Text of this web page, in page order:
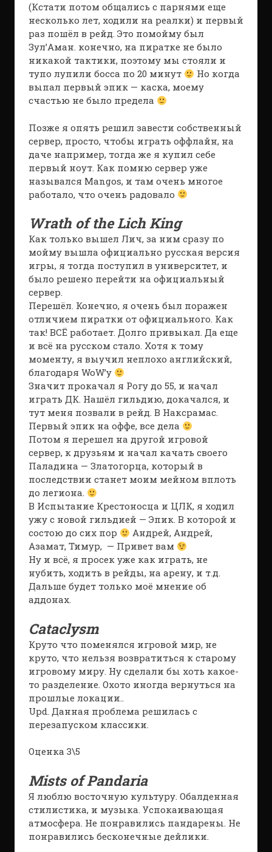
(Кстати потом общались с парнями еще
несколько лет, ходили на реалки) и первый
раз пошёл в рейд. Это помойму был
Зул’Аман. конечно, на пиратке не было
никакой тактики, поэтому мы стояли и
тупо лупили босса по 20 минут
Но когда
выпал первый эпик — каска, моему
счастью не было предела
Позже я опять решил завести собственный
сервер, просто, чтобы играть оффлайн, на
даче например, тогда же я купил себе
первый ноут. Как помню сервер уже
назывался Mangos, и там очень многое
работало, что очень радовало
Wrath of the Lich King
Как только вышел Лич, за ним сразу по
мойму вышла официально русская версия
игры, я тогда поступил в университет, и
было решено перейти на официальный
сервер.
Перешёл. Конечно, я очень был поражен
отличием пиратки от официального. Как
так! ВСЁ работает. Долго привыкал. Да еще
и всё на русском стало. Хотя к тому
моменту, я выучил неплохо английский,
благодаря WoW’у
Значит прокачал я Рогу до 55, и начал
играть ДК. Нашёл гильдию, докачался, и
тут меня позвали в рейд. В Наксрамас.
Первый эпик на оффе, все дела
Потом я перешел на другой игровой
сервер, к друзьям и начал качать своего
Паладина — Златогорца, который в
последствии станет моим мейном вплоть
до легиона.
В Испытание Крестоносца и ЦЛК, я ходил
ужу с новой гильдией — Эпик. В которой и
состою до сих пор
Андрей, Андрей,
Азамат, Тимур, — Привет вам
Ну и всё, я просек уже как играть, не
нубить, ходить в рейды, на арену, и т.д.
Дальше будет только моё мнение об
аддонах.
Cataclysm
Круто что поменялся игровой мир, не
круто, что нельзя возвратиться к старому
игровому миру. Ну сделали бы хоть какое-
то разделение. Охото иногда вернуться на
прошлые локации..
Upd. Данная проблема решилась с
перезапуском классики.
Оценка 3\5
Mists of Pandaria
Я люблю восточную культуру. Обалденная
стилистика, и музыка. Успокаивающая
атмосфера. Не понравились пандарены. Не
понравились бесконечные дейлики.